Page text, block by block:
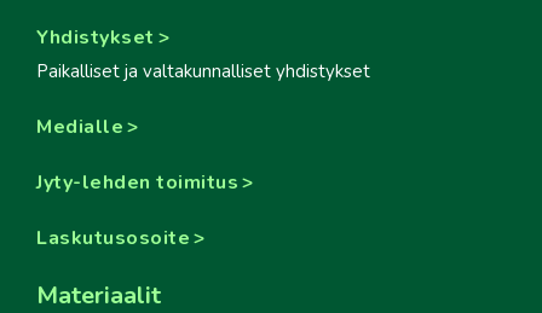
Yhdistykset
Paikalliset ja valtakunnalliset yhdistykset
Medialle
Jyty-lehden toimitus
Laskutusosoite
Materiaalit